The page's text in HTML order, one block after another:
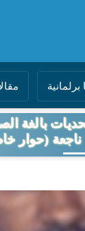
برلمانية
بالغة
(حوار